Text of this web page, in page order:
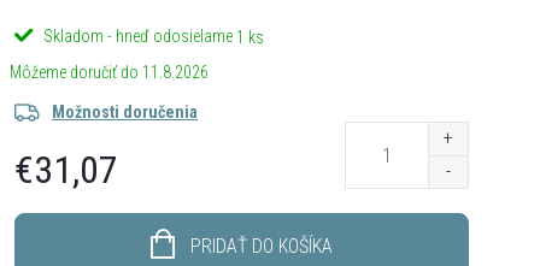
Skladom - hneď odosielame 1 ks
11.8.2026
Možnosti doručenia
€31,07
PRIDAŤ DO KOŠÍKA